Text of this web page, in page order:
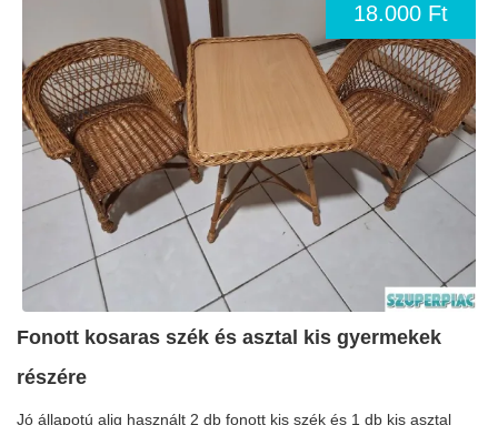
18.000 Ft
Fonott kosaras szék és asztal kis gyermekek
részére
Jó állapotú alig használt 2 db fonott kis szék és 1 db kis asztal